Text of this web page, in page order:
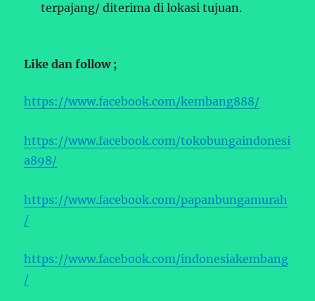
terpajang/ diterima di lokasi tujuan.
Like dan follow ;
https://www.facebook.com/kembang888/
https://www.facebook.com/tokobungaindonesi
a898/
https://www.facebook.com/papanbungamurah
/
https://www.facebook.com/indonesiakembang
/